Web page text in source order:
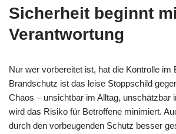
Sicherheit beginnt
Verantwortung
Nur wer vorbereitet ist, hat die Kontrolle im
Brandschutz ist das leise Stoppschild
Chaos – unsichtbar im Alltag, unschätzbar
wird das Risiko für Betroffene minimiert.
durch den vorbeugenden Schutz besser